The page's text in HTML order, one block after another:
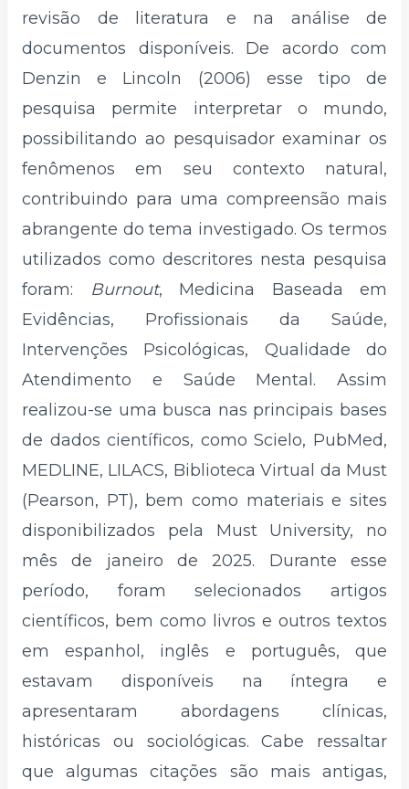
revisão de literatura e na análise de
documentos disponíveis. De acordo com
Denzin e Lincoln (2006) esse tipo de
pesquisa permite interpretar o mundo,
possibilitando ao pesquisador examinar os
fenômenos em seu contexto natural,
contribuindo para uma compreensão mais
abrangente do tema investigado. Os termos
utilizados como descritores nesta pesquisa
foram:
Burnout, Medicina Baseada em
Evidências, Profissionais da Saúde,
Intervenções Psicológicas, Qualidade do
Atendimento e Saúde Mental. Assim
realizou-se uma busca nas principais bases
de dados científicos, como Scielo, PubMed,
MEDLINE, LILACS, Biblioteca Virtual da Must
(Pearson, PT), bem como materiais e sites
disponibilizados pela Must University, no
mês de janeiro de 2025. Durante esse
período, foram selecionados artigos
científicos, bem como livros e outros textos
em espanhol, inglês e português, que
estavam disponíveis na íntegra e
apresentaram abordagens clínicas,
históricas ou sociológicas. Cabe ressaltar
que algumas citações são mais antigas,